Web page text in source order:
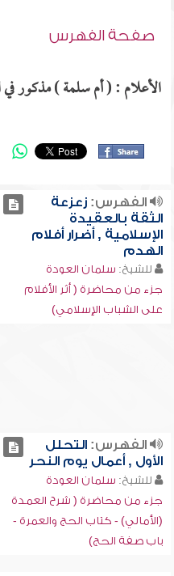
صفحة الفهرس
الأعلام : ( أم سلمة ) مذكور في
الفهرس:زعزعة
الثقة بالعقيدة
الإسلامية , أضرار أفلام
الهدم
للشيخ: سلمان العودة
جزء من محاضرة ( أثر الأفلام
على الشباب الإسلامي)
الفهرس:التحلل
الأول , أعمال يوم النحر
للشيخ: سلمان العودة
جزء من محاضرة ( شرح العمدة
(الأمالي) - كتاب الحج والعمرة -
باب صفة الحج)